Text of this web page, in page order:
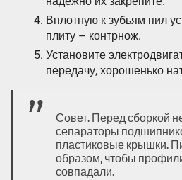
Вплотную к зубьям пил
плиту – контрнож.
Установите
передачу, хорошенько
Совет. Перед сборкой
сепараторы
пластиковые крышки.
образом, чтобы
совпадали.